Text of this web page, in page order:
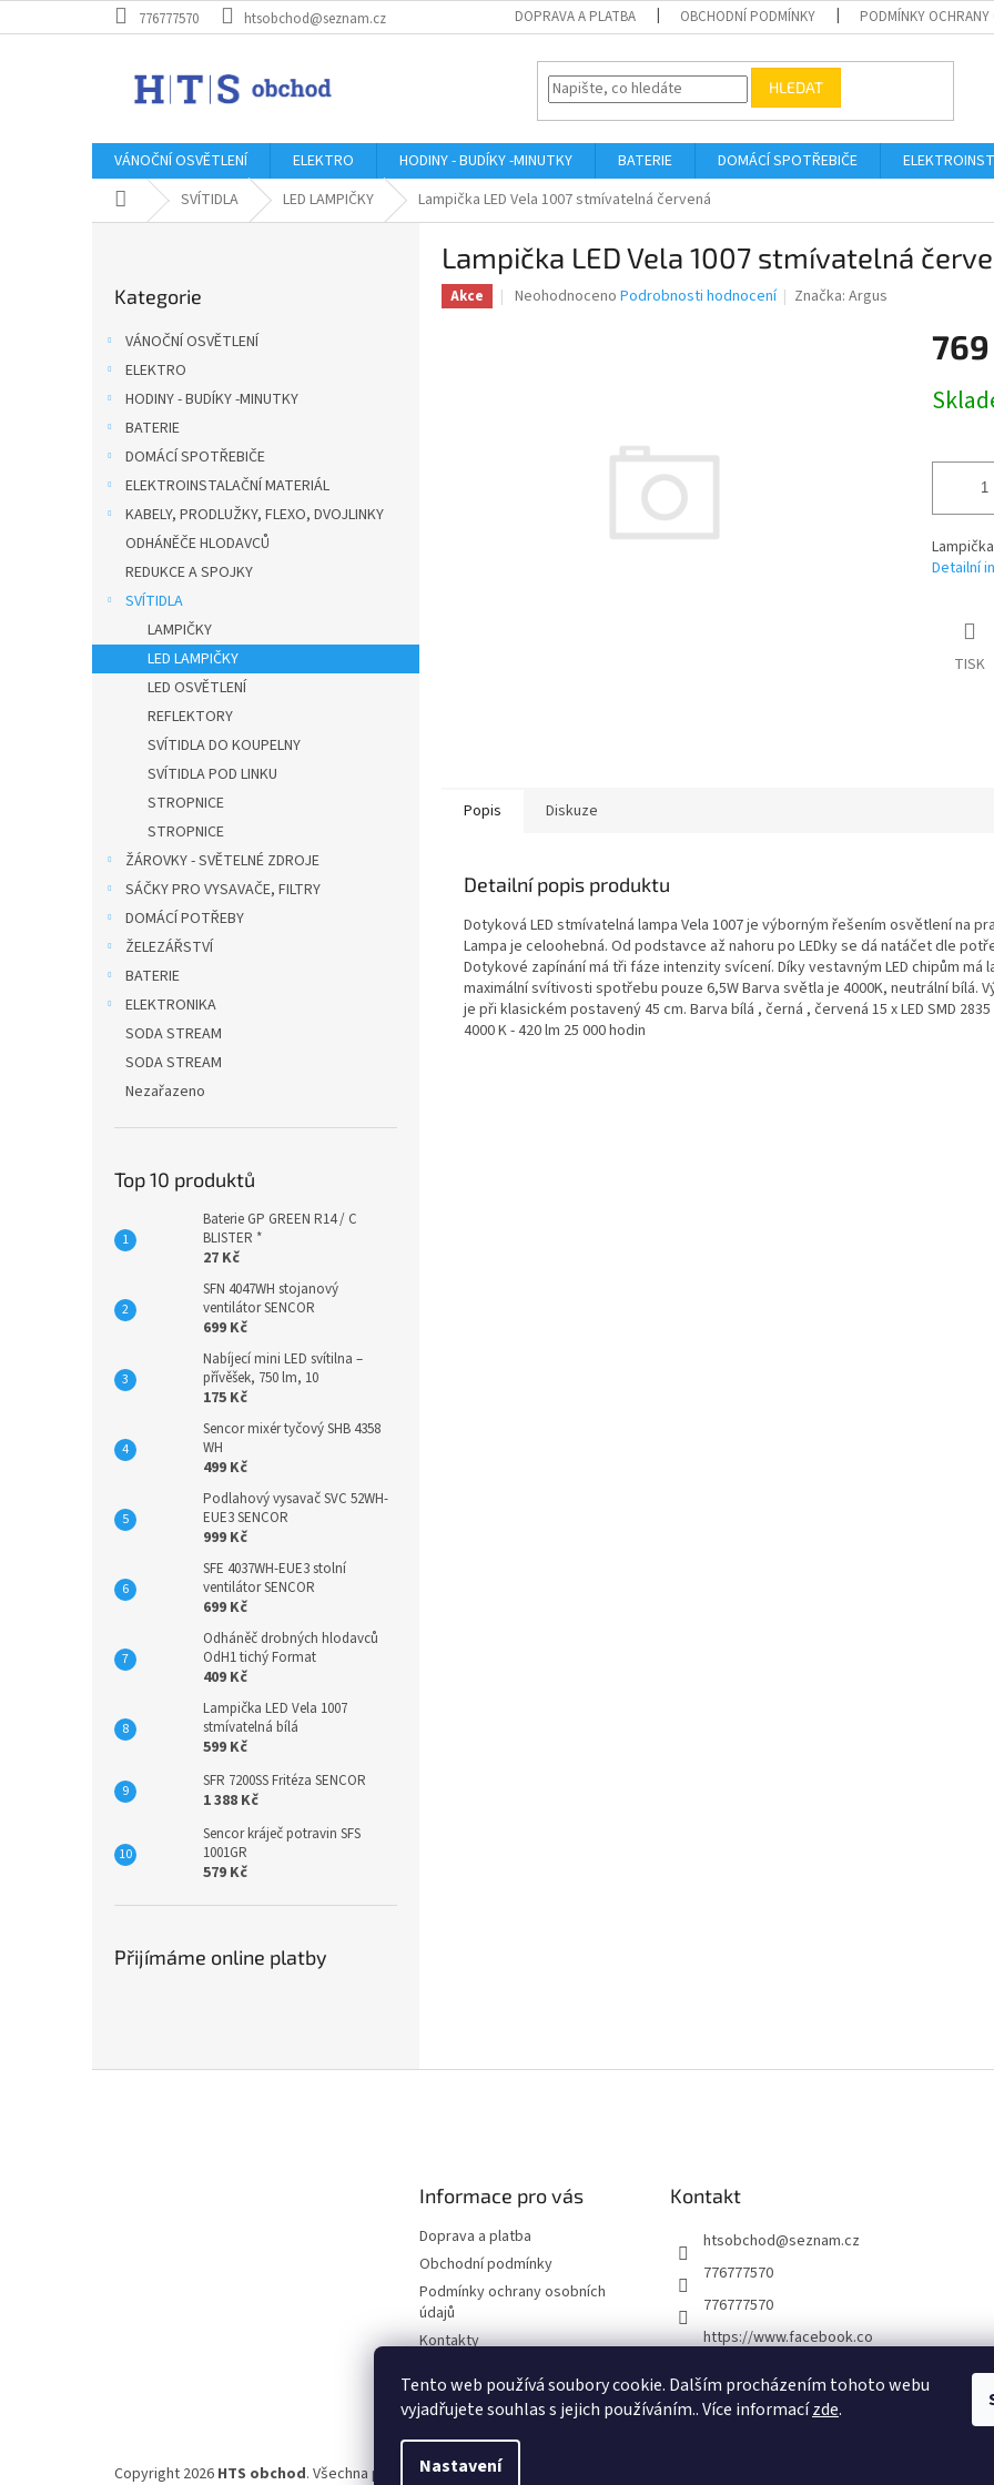
Tento web používá soubory cookie. Dalším procházením tohoto webu
vyjadřujete souhlas s jejich používáním.. Více informacízde.
Nastavení
na
776777570 htsobchod@seznam.cz DOPRAVA A PLATBA OBCHODNÍ PODMÍNKY PODMÍNKY OCHRANY
HLEDAT
VÁNOČNÍ OSVĚTLENÍ ELEKTRO HODINY - BUDÍKY -MINUTKY BATERIE DOMÁCÍ SPOTŘEBIČE
Domů SVÍTIDLA LED LAMPIČKY Lampička LED Vela 1007 stmívatelná červená
kategorie
Kategorie
VÁNOČNÍ OSVĚTLENÍ
ELEKTRO
HODINY - BUDÍKY -MINUTKY
BATERIE
DOMÁCÍ SPOTŘEBIČE
ELEKTROINSTALAČNÍ MATERIÁL
KABELY, PRODLUŽKY, FLEXO, DVOJLINKY
ODHÁNĚČE HLODAVCŮ
REDUKCE A SPOJKY
SVÍTIDLA
LAMPIČKY
LED LAMPIČKY
LED OSVĚTLENÍ
REFLEKTORY
SVÍTIDLA DO KOUPELNY
SVÍTIDLA POD LINKU
STROPNICE
STROPNICE
ŽÁROVKY - SVĚTELNÉ ZDROJE
SÁČKY PRO VYSAVAČE, FILTRY
DOMÁCÍ POTŘEBY
ŽELEZÁŘSTVÍ
BATERIE
ELEKTRONIKA
SODA STREAM
SODA STREAM
Nezařazeno
Top 10 produktů
Baterie GP GREEN R14 / C
BLISTER *
27 Kč
SFN 4047WH stojanový
ventilátor SENCOR
699 Kč
Nabíjecí mini LED svítilna –
přívěšek, 750 lm, 10
175 Kč
Sencor mixér tyčový SHB 4358
WH
499 Kč
Podlahový vysavač SVC 52WH-
EUE3 SENCOR
999 Kč
SFE 4037WH-EUE3 stolní
ventilátor SENCOR
699 Kč
Odháněč drobných hlodavců
OdH1 tichý Format
409 Kč
Lampička LED Vela 1007
stmívatelná bílá
599 Kč
SFR 7200SS Fritéza SENCOR
1 388 Kč
Sencor kráječ potravin SFS
1001GR
579 Kč
Přijímáme online platby
Lampička LED Vela 1007 stmívatelná
Akce
Průměrné
Neohodnoceno Podrobnosti hodnocení Značka:Argus
769
cena:
Detailní
TISK
Popis Diskuze
Detailní popis produktu
Dotyková LED stmívatelná lampa Vela 1007 je výborným řešením osvětlení na
Lampa je celoohebná. Od podstavce až nahoru po LEDky se dá natáčet dle
Dotykové zapínání má tři fáze intenzity svícení. Díky vestavným LED chipům má
maximální svítivosti spotřebu pouze 6,5W Barva světla je 4000K, neutrální bílá.
je při klasickém postavený 45 cm. Barva bílá , černá , červená 15 x LED SMD 2835
4000 K - 420 lm 25 000 hodin
Informace pro vás
Doprava a platba
Obchodní podmínky
Podmínky ochrany osobních
údajů
Kontakty
Kontakt
htsobchod@seznam.cz
776777570
776777570
https://www.facebook.co
ck%C3%A1-22921462467
7338
Copyright 2026 HTS obchod. Všechna práva vyhrazena.